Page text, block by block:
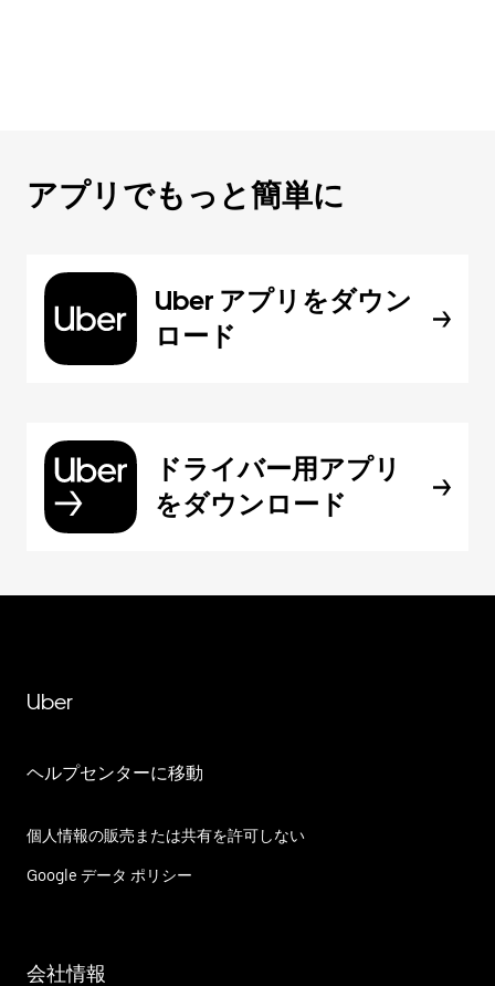
アプリでもっと簡単に
Uber アプリをダウン
ロード
ドライバー用アプリ
をダウンロード
Uber
ヘルプセンターに移動
個人情報の販売または共有を許可しない
Google データ ポリシー
会社情報